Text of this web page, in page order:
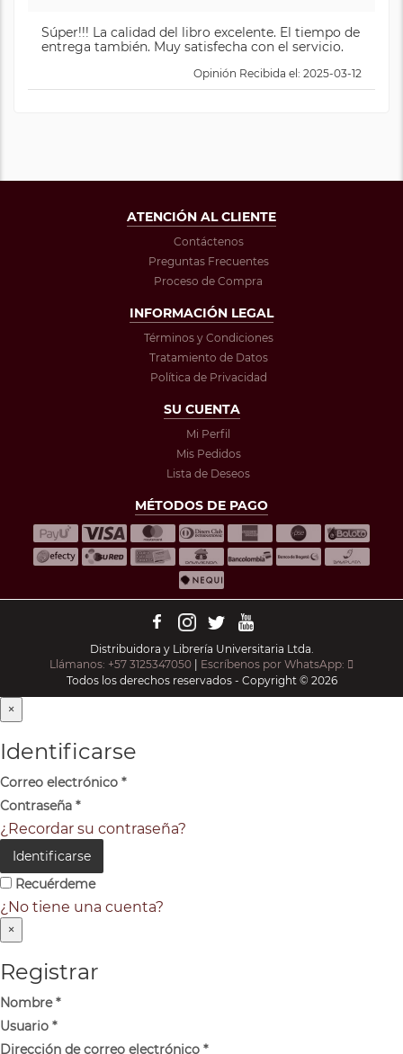
Súper!!! La calidad del libro excelente. El tiempo de
entrega también. Muy satisfecha con el servicio.
Opinión Recibida el: 2025-03-12
ATENCIÓN AL CLIENTE
Contáctenos
Preguntas Frecuentes
Proceso de Compra
INFORMACIÓN LEGAL
Términos y Condiciones
Tratamiento de Datos
Política de Privacidad
SU CUENTA
Mi Perfil
Mis Pedidos
Lista de Deseos
MÉTODOS DE PAGO
Distribuidora y Librería Universitaria Ltda.
Llámanos: +57 3125347050
Escríbenos por WhatsApp:
Todos los derechos reservados - Copyright © 2026
×
Identificarse
Correo electrónico *
Contraseña *
¿Recordar su contraseña?
Identificarse
Recuérdeme
¿No tiene una cuenta?
×
Registrar
Nombre*
Usuario *
Dirección de correo electrónico *